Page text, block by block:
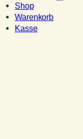
Shop
Warenkorb
Kasse